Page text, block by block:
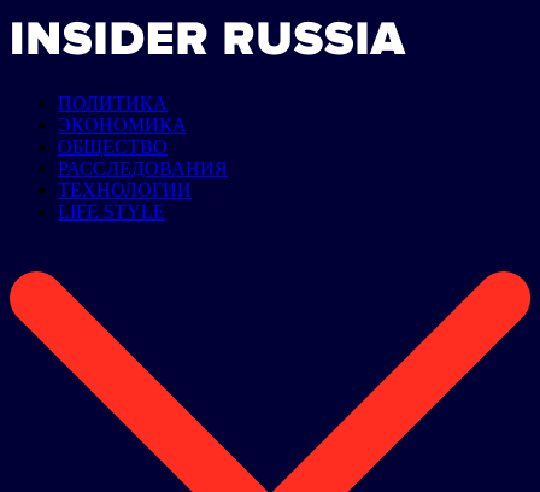
ПОЛИТИКА
ЭКОНОМИКА
ОБЩЕСТВО
РАССЛЕДОВАНИЯ
ТЕХНОЛОГИИ
LIFE STYLE